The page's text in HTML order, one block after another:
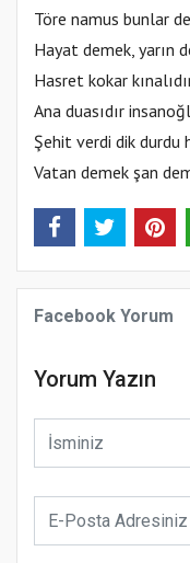
Töre namus bunlar
Hayat demek, yarın
Hasret kokar
Ana duasıdır
Şehit verdi dik durdu
Vatan demek şan
Facebook Yorum
Yorum Yazın